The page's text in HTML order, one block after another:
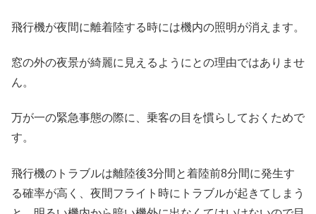
飛行機が夜間に離着陸する時には機内の照明が消えます。
窓の外の夜景が綺麗に見えるようにとの理由ではありませ
ん。
万が一の緊急事態の際に、乗客の目を慣らしておくためで
す。
飛行機のトラブルは離陸後3分間と着陸前8分間に発生す
る確率が高く、夜間フライト時にトラブルが起きてしまう